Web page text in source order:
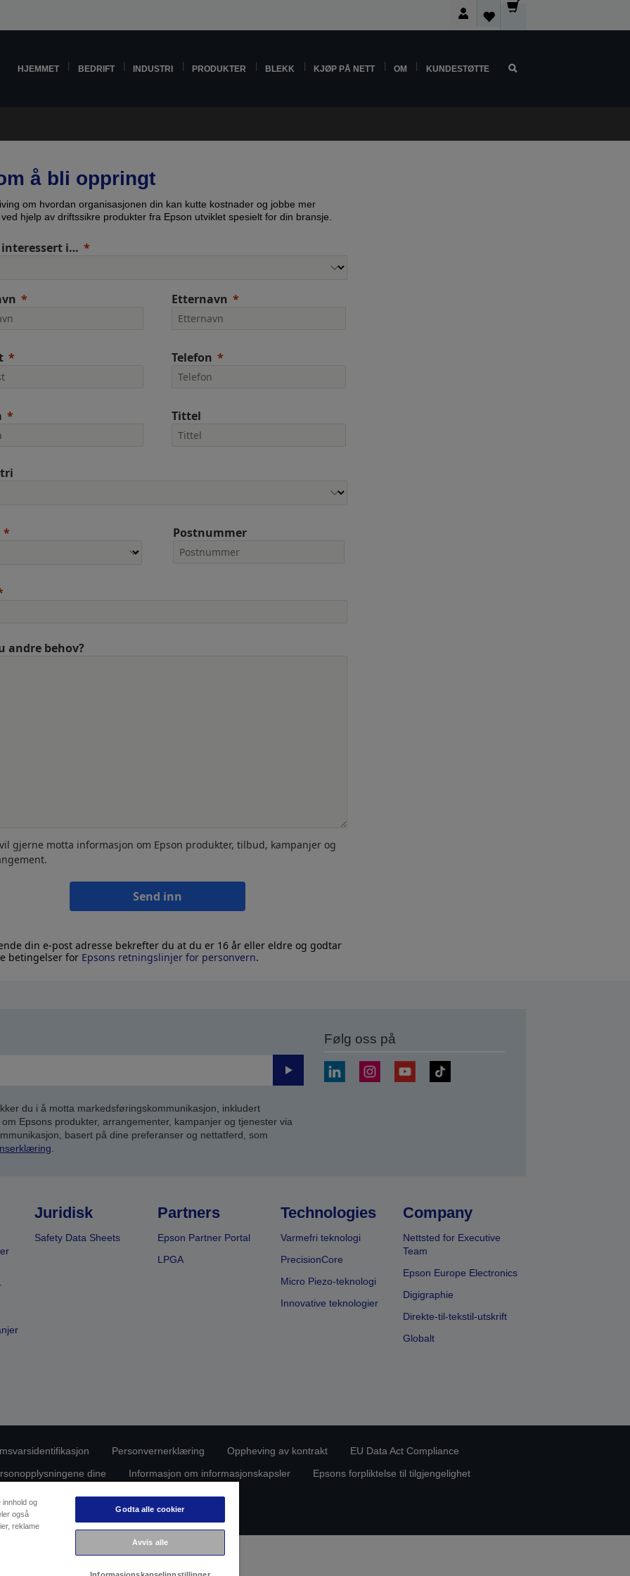
HJEMMET BEDRIFT INDUSTRI PRODUKTER BLEKK KJØP PÅ NETT OM KUNDESTØTTE
å bli oppringt
om hvordan organisasjonen din kan kutte kostnader og jobbe mer
hjelp av driftssikre produkter fra Epson utviklet spesielt for din bransje.
interessert i…
Etternavn
Telefon
Tittel
Postnummer
andre behov?
vil gjerne motta informasjon om Epson produkter, tilbud, kampanjer og
Send inn
din e-post adresse bekrefter du at du er 16 år eller eldre og godtar
betingelser for Epsons retningslinjer for personvern.
Send
du i å motta markedsføringskommunikasjon, inkludert
Epsons produkter, arrangementer, kampanjer og tjenester via
basert på dine preferanser og nettatferd, som
Følg oss på
Juridisk
Safety Data Sheets
Partners
Epson Partner Portal
LPGA
Technologies
Varmefri teknologi
PrecisionCore
Micro Piezo-teknologi
Innovative teknologier
Company
Nettsted for Executive
Team
Epson Europe Electronics
Digigraphie
Direkte-til-tekstil-utskrift
Globalt
Personvernerklæring Oppheving av kontrakt
EU Data Act Compliance
dine
Informasjon om informasjonskapsler Epsons forpliktelse til tilgjengelighet
innhold og
også
reklame
Godta alle cookier
Avvis alle